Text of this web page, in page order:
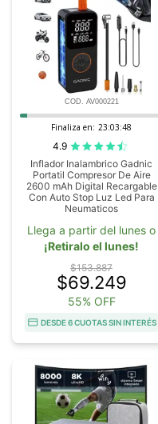
COD. AV000221
Finaliza en: 23:03:45
4.9
Inflador Inalambrico Gadnic
Portatil Compresor De Aire
2600 mAh Digital Recargable
Con Auto Stop Luz Led Para
Neumaticos
Llega a partir del lunes o
¡Retiralo el lunes!
$153.887
$69.249
55% OFF
DESDE 6 CUOTAS SIN INTERÉS